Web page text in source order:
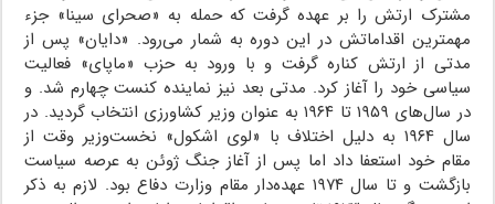
مشترک ارتش را بر عهده گرفت که حمله به «صحرای سینا» جزء
مهمترین اقداماتش در این دوره به شمار می‌رود. «دایان» پس از
مدتی از ارتش کناره گرفت و با ورود به حزب «ماپای» فعالیت
سیاسی خود را آغاز کرد. مدتی بعد نیز نماینده کنست چهارم شد. و
در سال‌های ۱۹۵۹ تا ۱۹۶۴ به عنوان وزیر کشاورزی انتخاب گردید. در
سال ۱۹۶۴ به دلیل اختلاف با «لوی اشکول» نخست‌وزیر وقت از
مقام خود استعفا داد اما پس از آغاز جنگ ژوئن به عرصه سیاست
بازگشت و تا سال ۱۹۷۴ عهده‌دار مقام وزارت دفاع بود. لازم به ذکر